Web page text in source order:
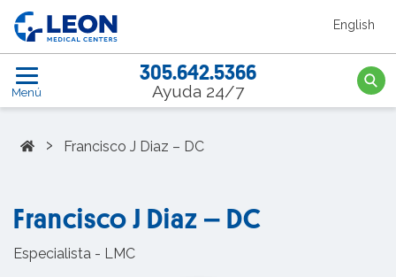
Saltar al contenido principal
English
LEON Medical Centers home link
Menú
305.642.5366
Ayuda 24/7
Home
› Francisco J Diaz – DC
Francisco J Diaz – DC
Especialista - LMC